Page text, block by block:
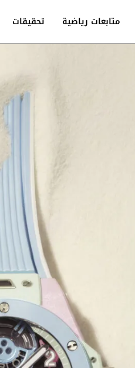
تحقيقات متابعات رياضية